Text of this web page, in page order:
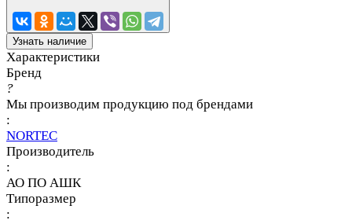
Узнать наличие
Характеристики
Бренд
?
Мы производим продукцию под брендами
:
NORTEC
Производитель
:
АО ПО АШК
Типоразмер
: